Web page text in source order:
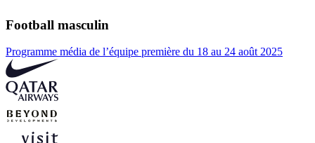
Football masculin
Programme média de l’équipe première du 18 au 24 août 2025